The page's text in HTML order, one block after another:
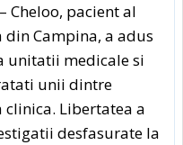
Cheloo, pacient al
Campina, a adus
unitatii medicale si
unii dintre
Libertatea a
desfasurate la